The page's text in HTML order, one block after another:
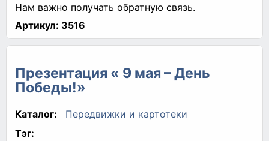
Нам важно получать обратную связь.
Артикул: 3516
Презентация « 9 мая – День
Победы!»
Каталог:
Передвижки и картотеки
Тэг: